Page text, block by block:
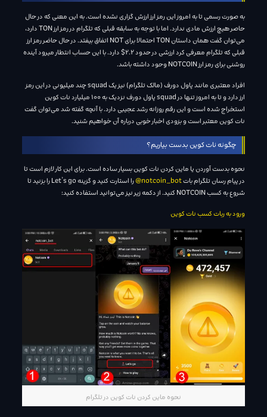
به صورت رسمی تا به امروز این رمز ارز ارزش گزاری نشده است. به این معنی که در حال
حاصر هیچ ارزش مادی ندارد. اما با توجه به سابقه قبلی که تلگرام در رمز ارز TON دارد،
می‌توان گفت همان داستان TON احتمالا برای NOT اتفاق بیفتد. در حال حاضر رمز ارز
قبلی که تلگرام معرفی کرد ارزشی در حدود 2.2$ دارد. با این حساب انتطار میرود آینده
روشنی برای رمز ارز NOTCOIN وحود داشته باشد.
افراد معتبری مانند پاول دورف (مالک تلگرام) نیز یک squad چند میلیونی در این رمز
ارز دارد و تا به امروز تنها در squad پاول دورف نزدیک به 100 میلیارد نات کوین
استخراج شده است و این رقم روزانه رشد عجیبی دارد. با آنچه گفته شد می‌توان گفت
نات کوین معتبر است و بزودی اخبار خوبی درباره آن خواهیم شنید.
چگونه نات کوین بدست بیاریم؟
نحوه بدست آوردن یا ماین کردن نات کوین بسیار ساده است. برای این کار لازم است تا
در پیام رسان تلگرام باتnotcoin_bot@
را استارت کنید و گزینه Let’s go را بزنید تا
شروع به کسب NOTCOIN کنید. از دکمه زیر نیز می‌توانید استفاده کنید:
ورود به ربات کسب نات کوین
نحوه ماین کردن نات کوین در تلگرام